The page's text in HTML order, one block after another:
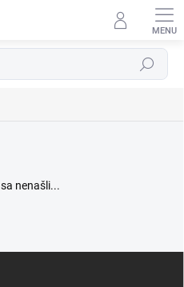
Hľadať
sa nenašli...